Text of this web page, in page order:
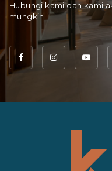
Hubungi kami dan kami
mungkin.